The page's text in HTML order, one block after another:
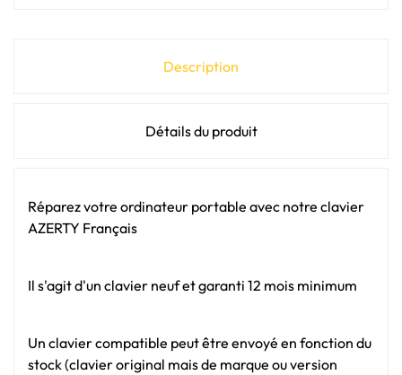
Description
Détails du produit
Réparez votre ordinateur portable avec notre clavier
AZERTY Français
Il s'agit d'un clavier neuf et garanti 12 mois minimum
Un clavier compatible peut être envoyé en fonction du
stock (clavier original mais de marque ou version